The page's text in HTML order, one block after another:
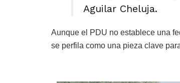
Aguilar Cheluja.
Aunque el PDU no establece una
se perfila como una pieza clave